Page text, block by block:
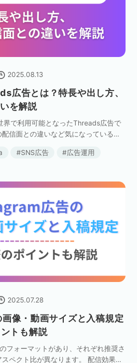
2025.08.13
広告とは？特長や出し方、
を解説
で利用可能となったThreads広告で
信面との違いなど気になっている方
配信面との […]
SNS広告 広告運用
2025.07.28
像・動画サイズと入稿規定
トも解説
フォーマットがあり、それぞれ推奨さ
ペクト比が異なります。 配信効果を